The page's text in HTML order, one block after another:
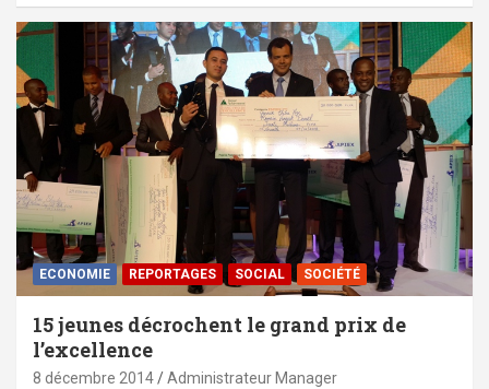
ECONOMIE REPORTAGES SOCIAL SOCIÉTÉ
15 jeunes décrochent le grand prix de
l’excellence
8 décembre 2014 Administrateur Manager